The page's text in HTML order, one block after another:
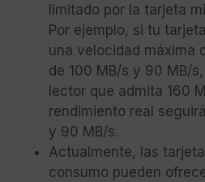
limitado por la tarjeta
Por ejemplo, si tu
una velocidad máxima
de 100 MB/s y 90 MB/
lector que admita 160
rendimiento real
y 90 MB/s.
Actualmente, las
consumo pueden